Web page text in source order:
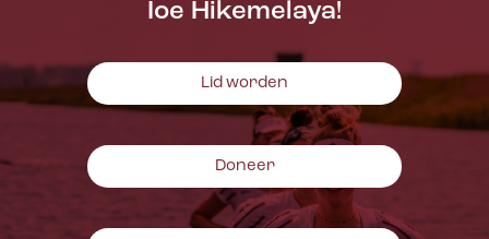
Ioe Hikemelaya!
Lid worden
Doneer